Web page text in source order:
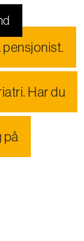
Har du
på